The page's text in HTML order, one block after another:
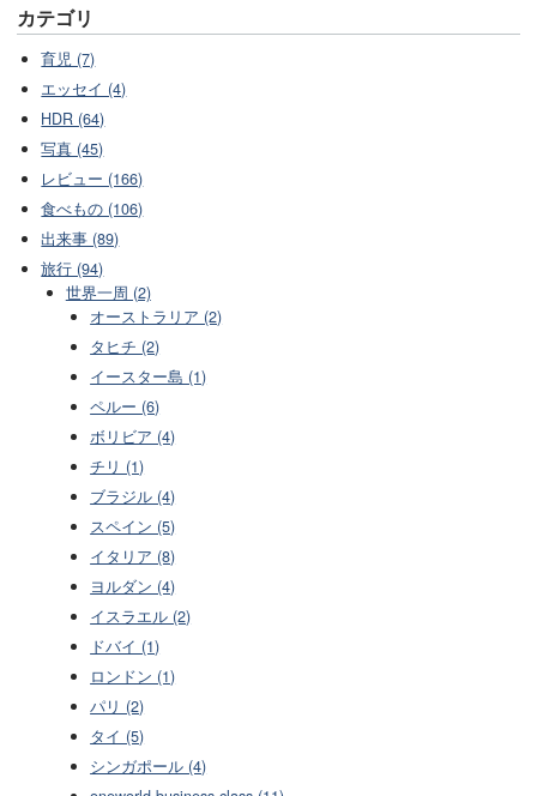
カテゴリ
育児 (7)
エッセイ (4)
HDR (64)
写真 (45)
レビュー (166)
食べもの (106)
出来事 (89)
旅行 (94)
世界一周 (2)
オーストラリア (2)
タヒチ (2)
イースター島 (1)
ペルー (6)
ボリビア (4)
チリ (1)
ブラジル (4)
スペイン (5)
イタリア (8)
ヨルダン (4)
イスラエル (2)
ドバイ (1)
ロンドン (1)
パリ (2)
タイ (5)
シンガポール (4)